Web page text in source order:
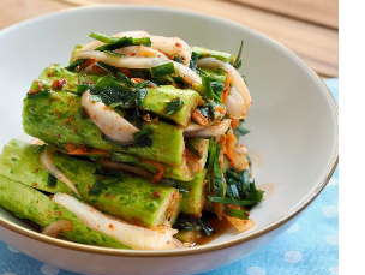
착하니 아빠, 오빠, 새언니가 작업에 한창이었다.
데, 밭은 생각보다 넓었고 고추는 빨갛게 물들어
. 엄마와 마주 서서 한 두둑을 따기 시작했다.
풀들이 무성해 앞을 가로막았다. 평생을 농사일로
랐다. 풀 때문에 고추 따는 작업이 더딘 와중에
허리 한번 펼 수 없었다. 바람도 구름도 없이 태양만
업복과 모자는 땀으로 범벅이 되었고 얼굴은…